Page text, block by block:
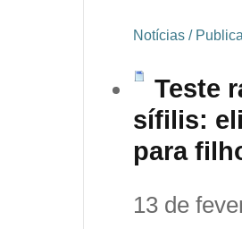
Notícias /
Teste
sífilis:
para
13 de